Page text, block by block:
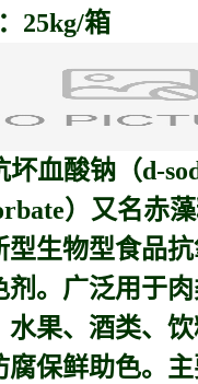
25kg/箱
坏血酸钠 （d-
）又名赤
型生物型食品
剂。广泛用于肉
水果、酒类、
腐保鲜助色。